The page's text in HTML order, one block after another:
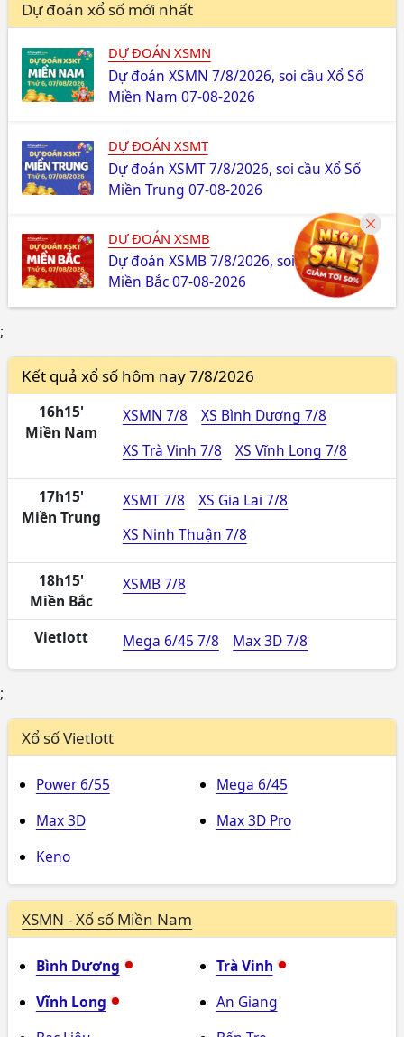
Dự đoán xổ số mới nhất
DỰ ĐOÁN XSMN
Dự đoán XSMN 7/8/2026, soi cầu Xổ Số
Miền Nam 07-08-2026
DỰ ĐOÁN XSMT
Dự đoán XSMT 7/8/2026, soi cầu Xổ Số
Miền Trung 07-08-2026
DỰ ĐOÁN XSMB
Dự đoán XSMB 7/8/2026, soi cầu Xổ Số
Miền Bắc 07-08-2026
;
Kết quả xổ số hôm nay 7/8/2026
16h15'
Miền Nam
XSMN 7/8
XS Bình Dương 7/8
XS Trà Vinh 7/8
XS Vĩnh Long 7/8
17h15'
Miền Trung
XSMT 7/8
XS Gia Lai 7/8
XS Ninh Thuận 7/8
18h15'
Miền Bắc
XSMB 7/8
Vietlott Mega 6/45 7/8 Max 3D 7/8
;
Xổ số Vietlott
Power 6/55
Mega 6/45
Max 3D
Max 3D Pro
Keno
XSMN - Xổ số Miền Nam
Bình Dương
Trà Vinh
Vĩnh Long
An Giang